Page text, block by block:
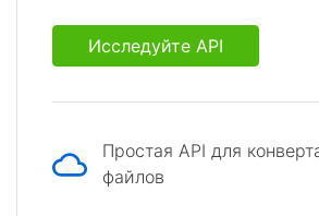
Исследуйте API
Простая API для
файлов